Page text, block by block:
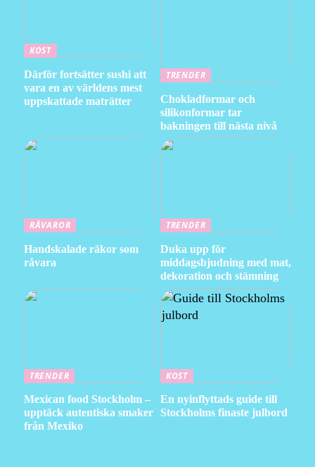
KOST
Därför fortsätter sushi att
vara en av världens mest
uppskattade maträtter
TRENDER
Chokladformar och
silikonformar tar
bakningen till nästa nivå
RÅVAROR
Handskalade räkor som
råvara
TRENDER
Duka upp för
middagsbjudning med mat,
dekoration och stämning
TRENDER
Mexican food Stockholm –
upptäck autentiska smaker
från Mexiko
KOST
En nyinflyttads guide till
Stockholms finaste julbord